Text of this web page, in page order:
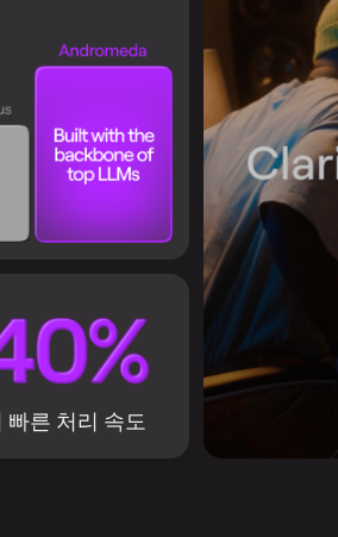
빠른 처리 속도